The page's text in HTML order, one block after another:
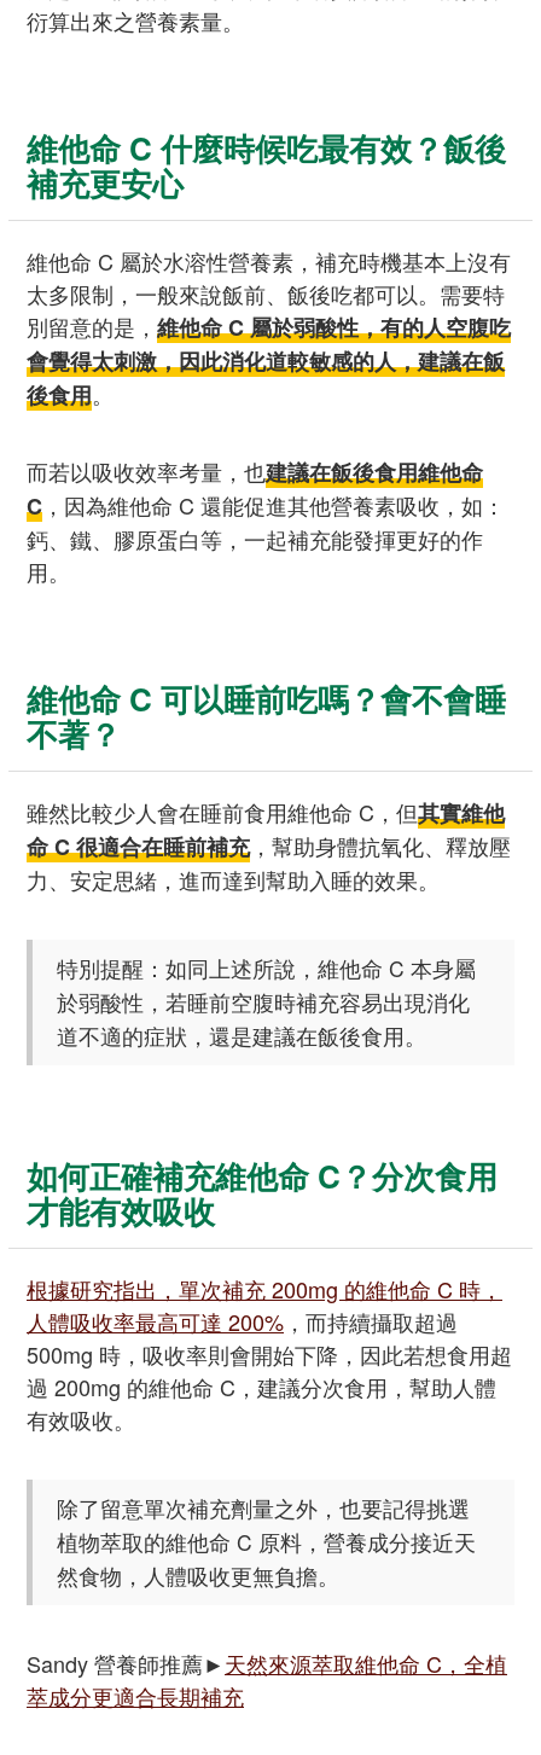
衍算出來之營養素量。
維他命 C 什麼時候吃最有效？飯後
補充更安心
維他命 C 屬於水溶性營養素，補充時機基本上沒有
太多限制，一般來說飯前、飯後吃都可以。需要特
別留意的是， 維他命 C 屬於弱酸性，有的人空腹吃
會覺得太刺激，因此消化道較敏感的人，建議在飯
後食用。
而若以吸收效率考量，也建議在飯後食用維他命
C ，因為維他命 C 還能促進其他營養素吸收，如：
鈣、鐵、膠原蛋白等，一起補充能發揮更好的作
用。
維他命 C 可以睡前吃嗎？會不會睡
不著？
雖然比較少人會在睡前食用維他命 C，但其實維他
命 C 很適合在睡前補充，幫助身體抗氧化、釋放壓
力、安定思緒，進而達到幫助入睡的效果。
特別提醒：如同上述所說，維他命 C 本身屬
於弱酸性，若睡前空腹時補充容易出現消化
道不適的症狀，還是建議在飯後食用。
如何正確補充維他命 C？分次食用
才能有效吸收
根據研究指出，單次補充 200mg 的維他命 C 時，
人體吸收率最高可達 200% ，而持續攝取超過
500mg 時，吸收率則會開始下降，因此若想食用超
過 200mg 的維他命 C，建議分次食用，幫助人體
有效吸收。
除了留意單次補充劑量之外，也要記得挑選
植物萃取的維他命 C 原料，營養成分接近天
然食物，人體吸收更無負擔。
Sandy 營養師推薦►天然來源萃取維他命 C，全植
萃成分更適合長期補充